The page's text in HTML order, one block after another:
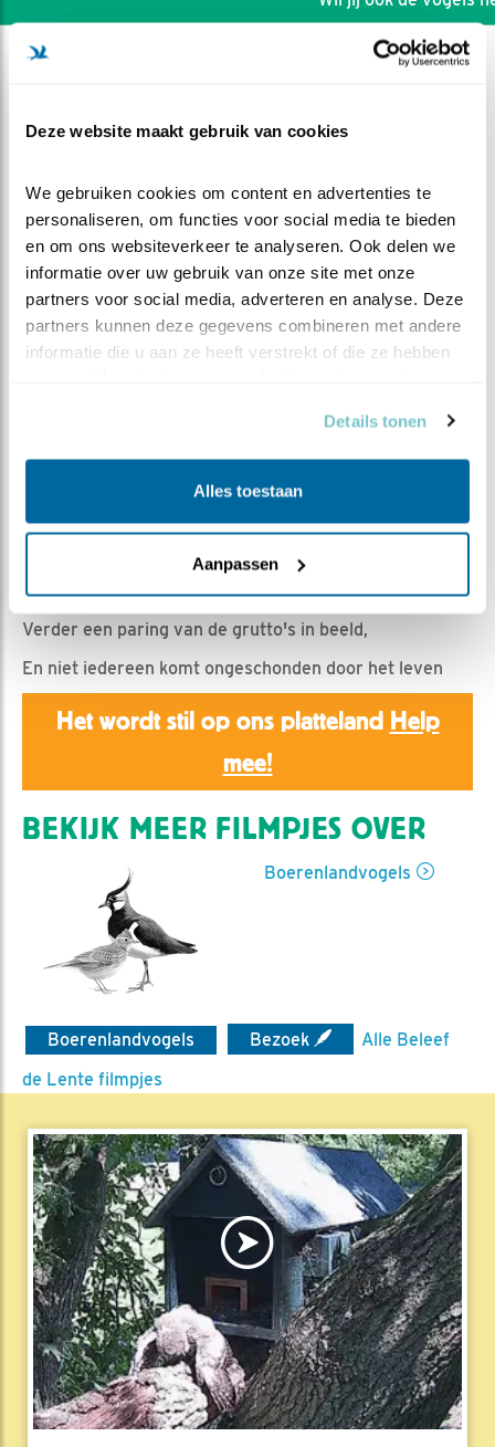
Deze website maakt gebruik van cookies
We gebruiken cookies om content en advertenties te
personaliseren, om functies voor social media te bieden
en om ons websiteverkeer te analyseren. Ook delen we
informatie over uw gebruik van onze site met onze
partners voor social media, adverteren en analyse. Deze
partners kunnen deze gegevens combineren met andere
informatie die u aan ze heeft verstrekt of die ze hebben
Details tonen
Alles toestaan
Aanpassen
Meeuweneiland
Romke Visser | Geplaatst op 10 maart 2025, 9:00 |
Vind ik leuk| Bewaar dit filmpje|
263x
Terwijl de Wulpen langzaam wakker worden, strijkt een
groep meeuwen neer.
Verder een paring van de grutto's in beeld,
En niet iedereen komt ongeschonden door het leven
Het wordt stil op ons platteland Help
mee!
BEKIJK MEER FILMPJES OVER
Boerenlandvogels
Boerenlandvogels Bezoek
Alle Beleef
de Lente filmpjes